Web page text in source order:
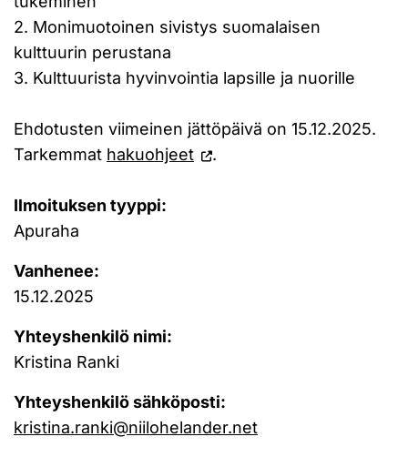
2. Monimuotoinen sivistys suomalaisen
kulttuurin perustana
3. Kulttuurista hyvinvointia lapsille ja nuorille
Ehdotusten viimeinen jättöpäivä on 15.12.2025.
Tarkemmat hakuohjeet .
Ilmoituksen tyyppi:
Apuraha
Vanhenee:
15.12.2025
Yhteyshenkilö nimi:
Kristina Ranki
Yhteyshenkilö sähköposti:
kristina.ranki@niilohelander.net